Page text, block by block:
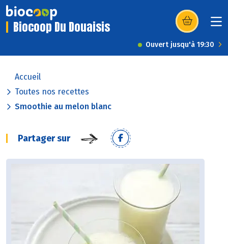
Biocoop Du Douaisis (s’ouvre dans
Ouvert jusqu'à 19:30
Accueil
Toutes nos recettes
Smoothie au melon blanc
Partager sur